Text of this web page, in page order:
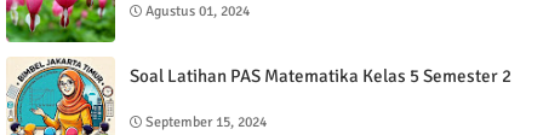
Agustus 01, 2024
Soal Latihan PAS Matematika Kelas 5 Semester 2
September 15, 2024